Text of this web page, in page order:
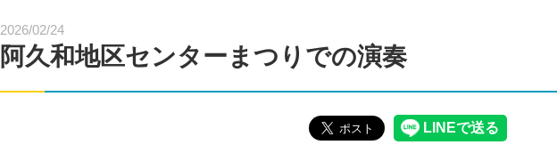
2026/02/24
阿久和地区センターまつりでの演奏